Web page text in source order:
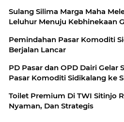
Sulang Silima Marga Maha
Leluhur Menuju Kebhinekaan
Pemindahan Pasar Komoditi
Berjalan Lancar
PD Pasar dan OPD Dairi Gelar
Pasar Komoditi Sidikalang ke
Toilet Premium Di TWI Sitinjo
Nyaman, Dan Strategis